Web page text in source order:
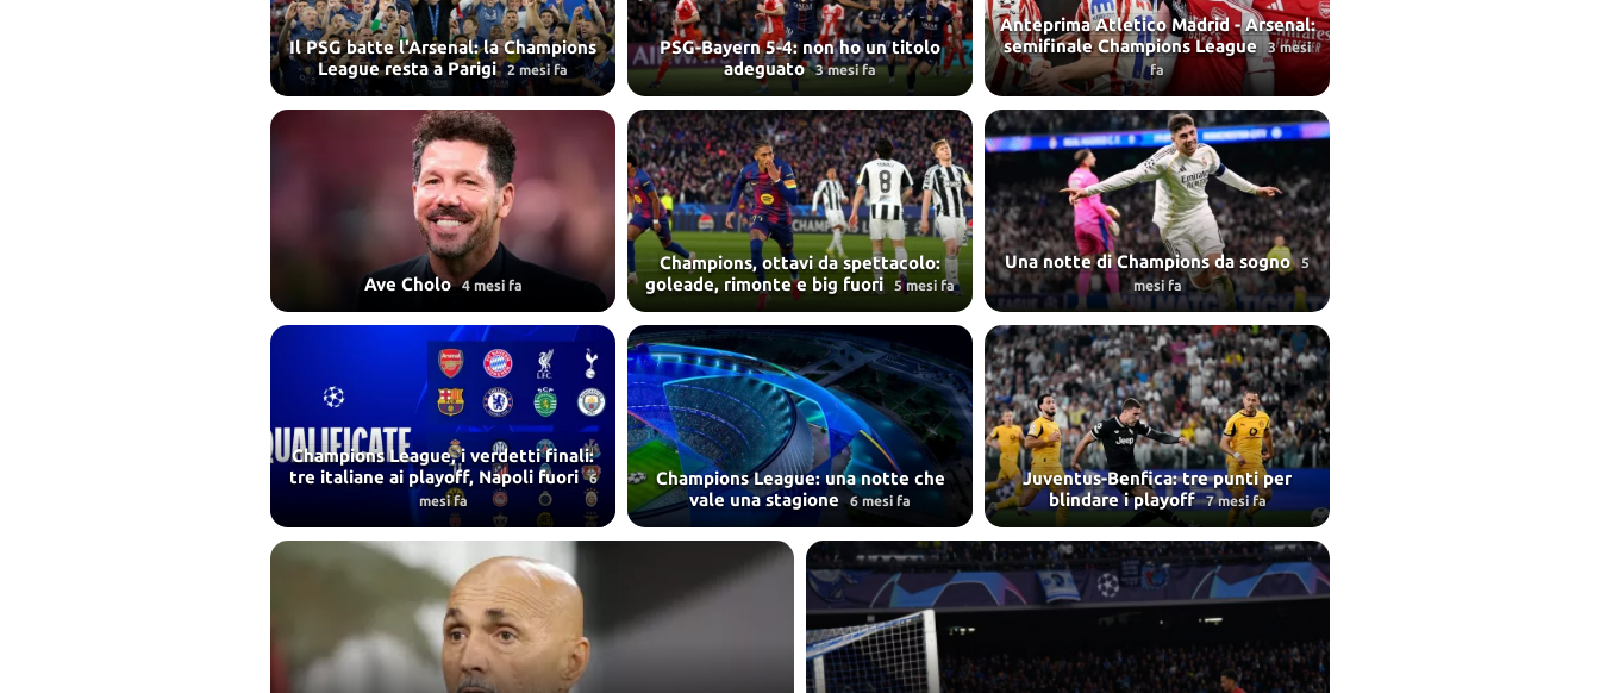
Il PSG batte l'Arsenal: la Champions
League resta a Parigi 2 mesi fa
PSG-Bayern 5-4: non ho un titolo
adeguato 3 mesi fa
Anteprima Atletico Madrid - Arsenal:
semifinale Champions League
3 mesi
fa
Ave Cholo 4 mesi fa
Champions, ottavi da spettacolo:
goleade, rimonte e big fuori
5 mesi fa
Una notte di Champions da sogno 5
mesi fa
Champions League, i verdetti finali:
tre italiane ai playoff, Napoli fuori 6
mesi fa
Champions League: una notte che
vale una stagione 6 mesi fa
Juventus-Benfica: tre punti per
blindare i playoff 7 mesi fa